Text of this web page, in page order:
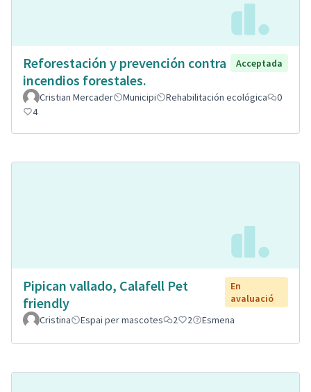
Reforestación y prevención contra
incendios forestales.
Acceptada
Cristian Mercader Municipi Rehabilitación ecológica
0
4
Pipican vallado, Calafell Pet
friendly
En
avaluació
Cristina
Espai per mascotes 2 2 Esmena